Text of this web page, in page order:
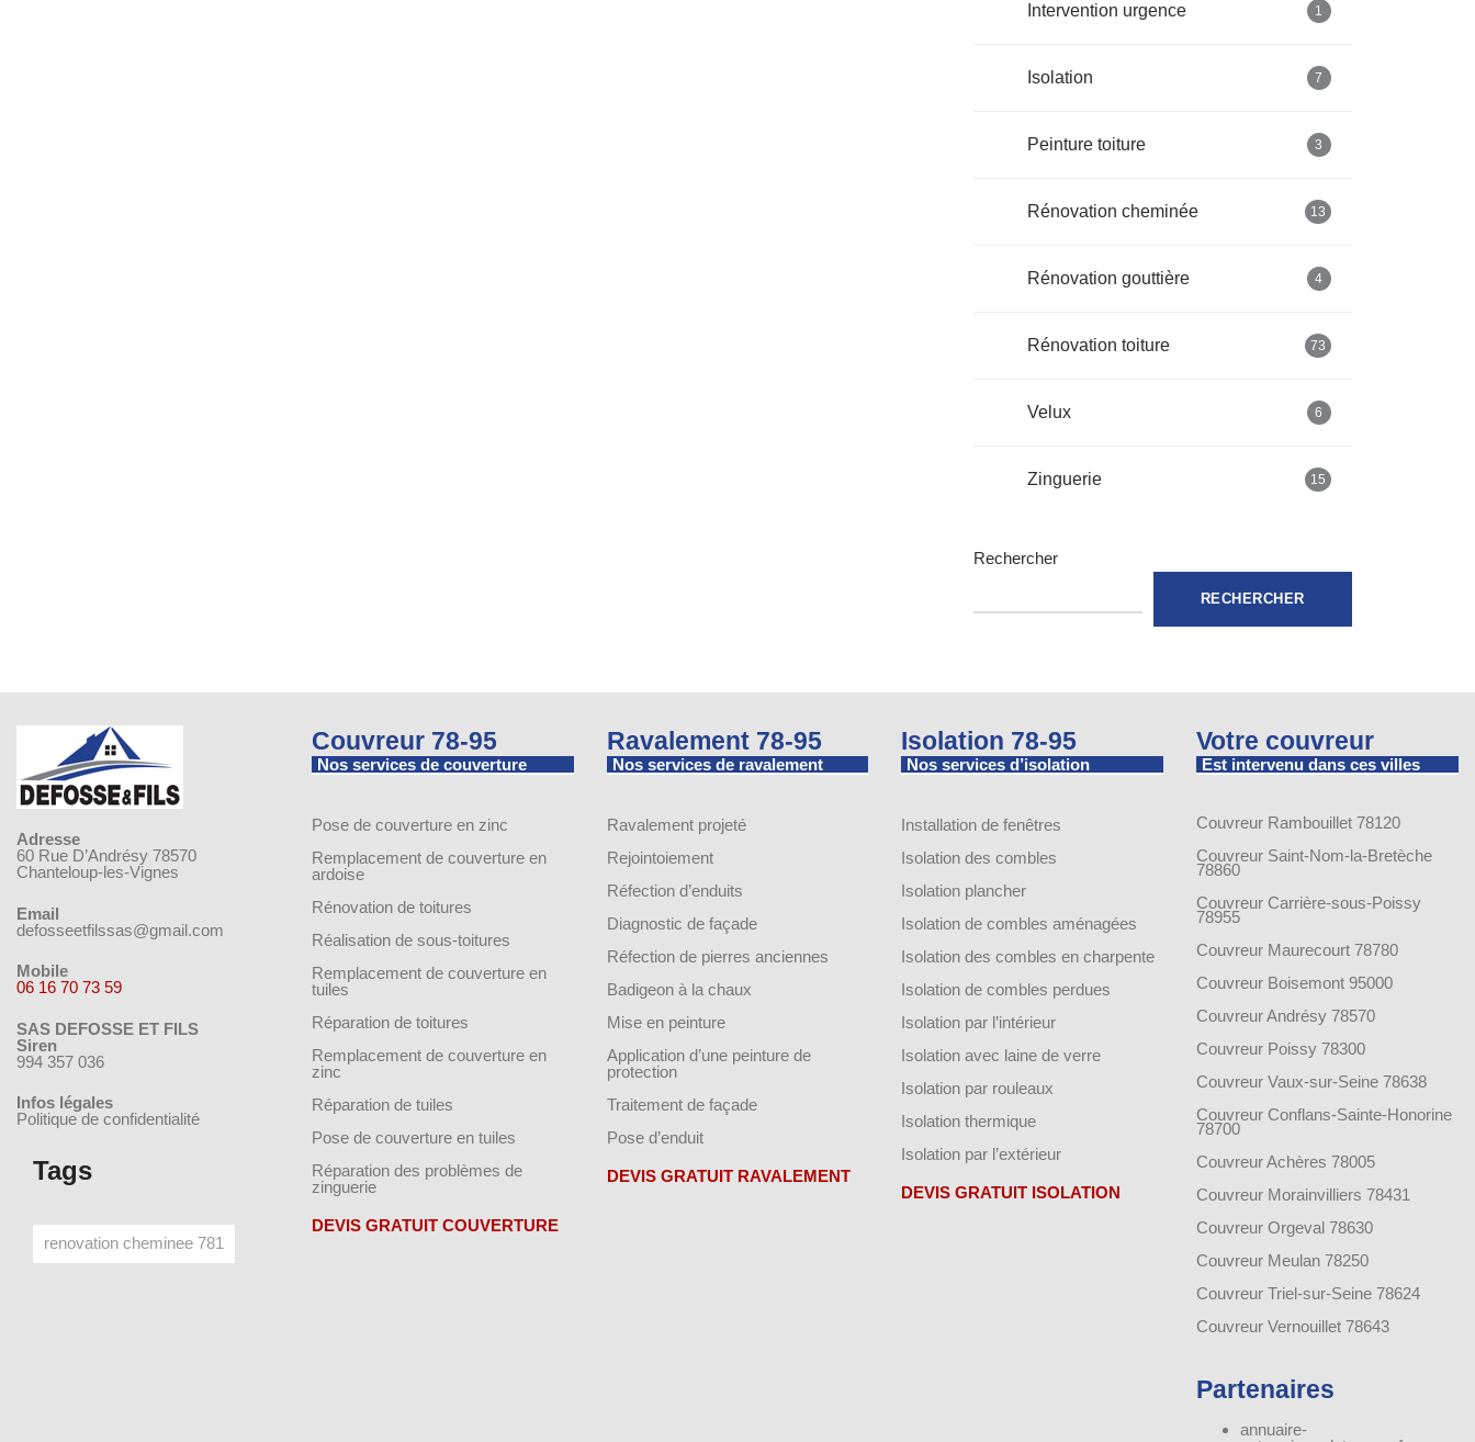
Intervention urgence 1
Isolation 7
Peinture toiture 3
Rénovation cheminée 13
Rénovation gouttière 4
Rénovation toiture 73
Velux 6
Zinguerie 15
Rechercher
RECHERCHER
Adresse
60 Rue D’Andrésy 78570
Chanteloup-les-Vignes
Email
defosseetfilssas@gmail.com
Mobile
06 16 70 73 59
SAS DEFOSSE ET FILS
Siren
994 357 036
Infos légales
Politique de confidentialité
Tags
Couvreur 78-95
Nos services de couverture
Pose de couverture en zinc
Remplacement de couverture en
ardoise
Rénovation de toitures
Réalisation de sous-toitures
Remplacement de couverture en
tuiles
Réparation de toitures
Remplacement de couverture en
zinc
Réparation de tuiles
Pose de couverture en tuiles
Réparation des problèmes de
zinguerie
DEVIS GRATUIT COUVERTURE
Ravalement 78-95
Nos services de ravalement
Ravalement projeté
Rejointoiement
Réfection d’enduits
Diagnostic de façade
Réfection de pierres anciennes
Badigeon à la chaux
Mise en peinture
Application d’une peinture de
protection
Traitement de façade
Pose d’enduit
DEVIS GRATUIT RAVALEMENT
Isolation 78-95
Nos services d’isolation
Installation de fenêtres
Isolation des combles
Isolation plancher
Isolation de combles aménagées
Isolation des combles en charpente
Isolation de combles perdues
Isolation par l’intérieur
Isolation avec laine de verre
Isolation par rouleaux
Isolation thermique
Isolation par l’extérieur
DEVIS GRATUIT ISOLATION
Votre couvreur
Est intervenu dans ces villes
Couvreur Rambouillet 78120
Couvreur Saint-Nom-la-Bretèche
78860
Couvreur Carrière-sous-Poissy
78955
Couvreur Maurecourt 78780
Couvreur Boisemont 95000
Couvreur Andrésy 78570
Couvreur Poissy 78300
Couvreur Vaux-sur-Seine 78638
Couvreur Conflans-Sainte-Honorine
78700
Couvreur Achères 78005
Couvreur Morainvilliers 78431
Couvreur Orgeval 78630
Couvreur Meulan 78250
Couvreur Triel-sur-Seine 78624
Couvreur Vernouillet 78643
Partenaires
annuaire-